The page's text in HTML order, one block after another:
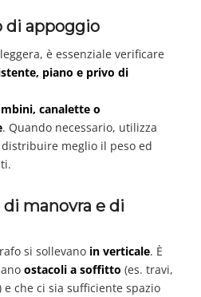
di appoggio
è essenziale verificare
piano e privo di
canalette o
. Quando necessario, utilizza
meglio il peso ed
manovra e di
si sollevano in verticale. È
ostacoli a soffitto (es. travi,
che ci sia sufficiente spazio